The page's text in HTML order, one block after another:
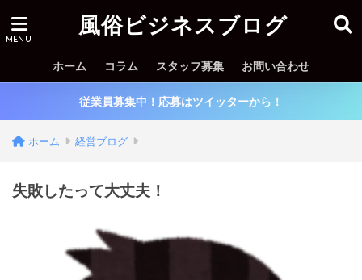
風俗ビジネスブログ
ホーム コラム スタッフ募集 お問い合わせ
従業員募集中！応募はツイッターから！
ホーム 経営ブログ
失敗したって大丈夫！